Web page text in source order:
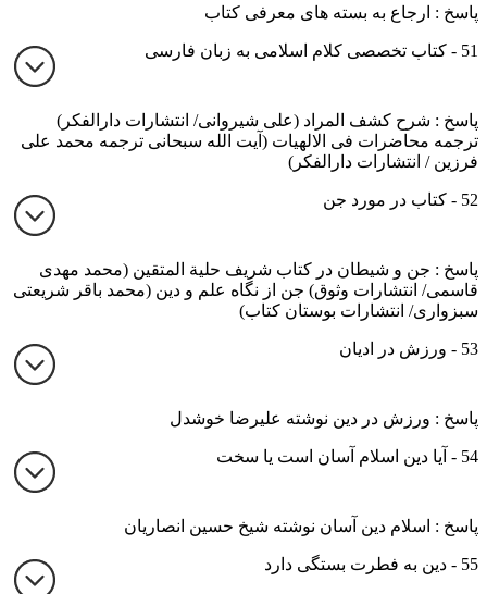
پاسخ : ارجاع به بسته های معرفی کتاب
51 - کتاب تخصصی کلام اسلامی به زبان فارسی
پاسخ : شرح کشف المراد (علی شیروانی/ انتشارات دارالفکر)
ترجمه محاضرات فی الالهیات (آیت الله سبحانی ترجمه محمد علی
فرزین / انتشارات دارالفکر)
52 - کتاب در مورد جن
پاسخ : جن و شیطان در کتاب شریف حلیة المتقین (محمد مهدی
قاسمی/ انتشارات وثوق) جن از نگاه علم و دین (محمد باقر شریعتی
سبزواری/ انتشارات بوستان کتاب)
53 - ورزش در ادیان
پاسخ : ورزش در دین نوشته علیرضا خوشدل
54 - آیا دین اسلام آسان است یا سخت
پاسخ : اسلام دین آسان نوشته شیخ حسین انصاریان
55 - دین به فطرت بستگی دارد